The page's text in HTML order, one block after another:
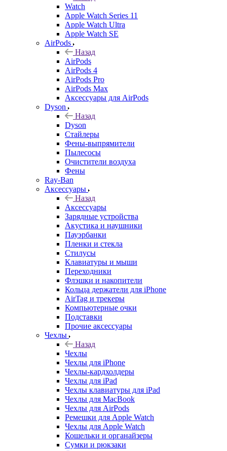
Watch
Apple Watch Series 11
Apple Watch Ultra
Apple Watch SE
AirPods
Назад
AirPods
AirPods 4
AirPods Pro
AirPods Max
Аксессуары для AirPods
Dyson
Назад
Dyson
Стайлеры
Фены-выпрямители
Пылесосы
Очистители воздуха
Фены
Ray-Ban
Аксессуары
Назад
Аксессуары
Зарядные устройства
Акустика и наушники
Пауэрбанки
Пленки и стекла
Стилусы
Клавиатуры и мыши
Переходники
Флэшки и накопители
Кольца держатели для iPhone
AirTag и трекеры
Компьютерные очки
Подставки
Прочие аксессуары
Чехлы
Назад
Чехлы
Чехлы для iPhone
Чехлы-кардхолдеры
Чехлы для iPad
Чехлы клавиатуры для iPad
Чехлы для MacBook
Чехлы для AirPods
Ремешки для Apple Watch
Чехлы для Apple Watch
Кошельки и органайзеры
Сумки и рюкзаки